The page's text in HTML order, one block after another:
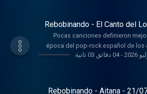
Rebobinando - El Canto del
Zapatillas - 22/
Pocas canciones definieron
época del pop-rock español de los
2000 que Zapatillas, sencillo que dio
- 04 دقائق 03 ثانية
Rebobinando - Aitana - 21/